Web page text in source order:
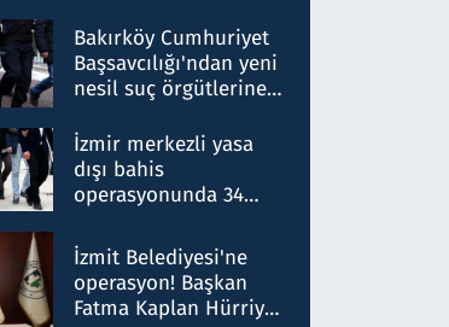
Bakırköy Cumhuriyet
Başsavcılığı'ndan yeni
nesil suç örgütlerine
hakkında gözaltı kararı
İzmir merkezli yasa
dışı bahis
operasyonunda 34
Milyar liralık para
trafiği tespit edildi
İzmit Belediyesi'ne
operasyon! Başkan
Fatma Kaplan Hürriyet